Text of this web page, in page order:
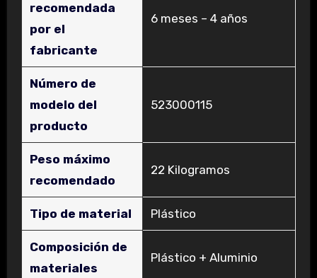
recomendada
por el
fabricante
‎6 meses – 4 años
Número de
modelo del
producto
‎523000115
Peso máximo
recomendado
‎22 Kilogramos
Tipo de material ‎Plástico
Composición de
materiales
‎Plástico + Aluminio